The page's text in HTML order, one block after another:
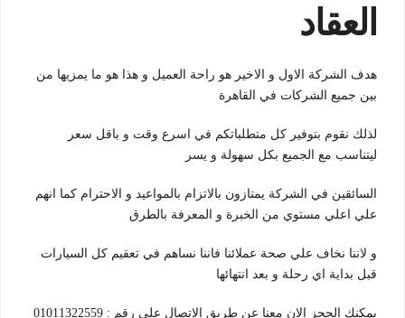
العقاد
هدف الشركة الاول و الاخير هو راحة العميل و هذا هو ما يمزيها من
بين جميع الشركات في القاهرة
لذلك نقوم بتوفير كل متطلباتكم في اسرع وقت و باقل سعر
ليتناسب مع الجميع بكل سهولة و يسر
السائقين في الشركة يمتازون بالاتزام بالمواعيد و الاحترام كما انهم
علي اعلي مستوي من الخبرة و المعرفة بالطرق
و لاننا نخاف علي صحة عملائنا فاننا نساهم في تعقيم كل السيارات
قبل بداية اي رحلة و بعد انتهائها
يمكنك الحجز الان معنا عن طريق الاتصال علي رقم : 01011322559